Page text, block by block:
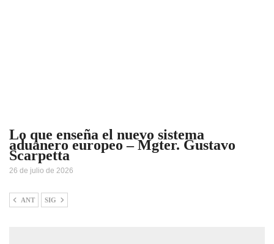
Lo que enseña el nuevo sistema
aduanero europeo – Mgter. Gustavo
Scarpetta
26 de julio de 2026
ANT SIG